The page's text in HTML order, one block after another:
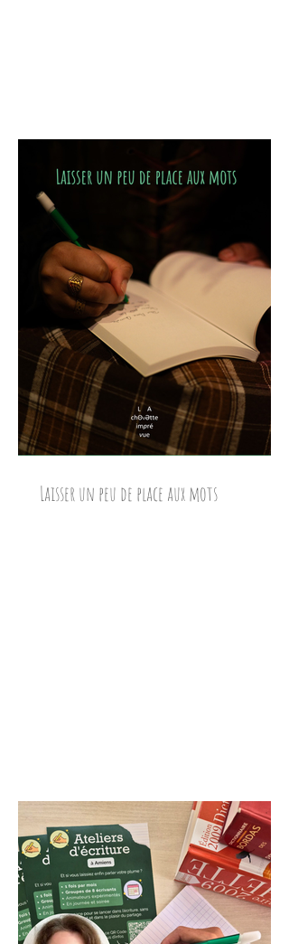
Laisser un peu de place aux mots